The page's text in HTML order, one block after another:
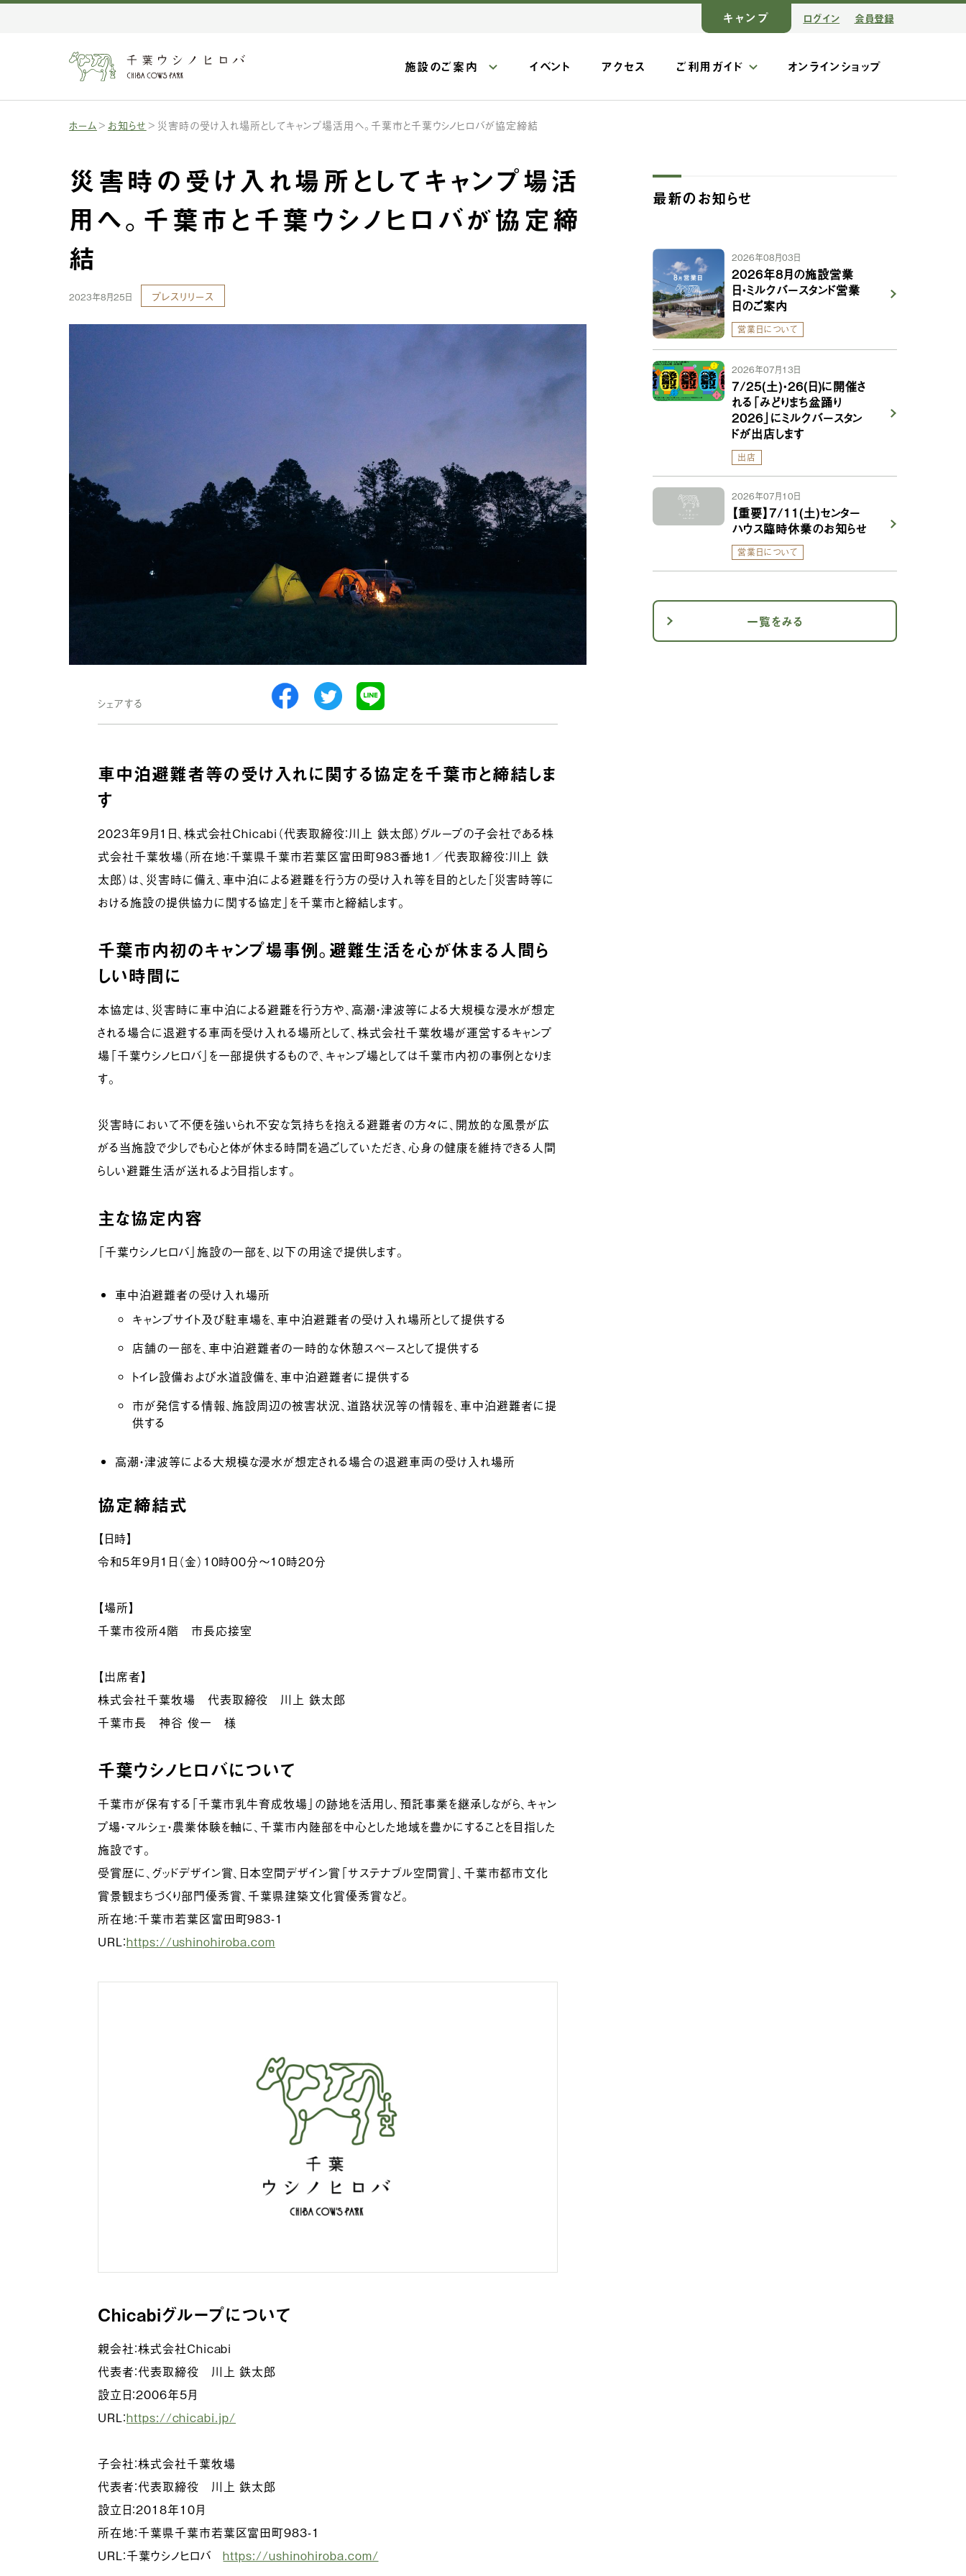
キャンプ ログイン 会員登録
施設のご案内 イベント アクセス ご利用ガイド オンラインショップ
ホーム お知らせ 災害時の受け入れ場所としてキャンプ場活用へ。千葉市と千葉ウシノヒロバが協定締結
災害時の受け入れ場所としてキャンプ場活
用へ。千葉市と千葉ウシノヒロバが協定締
結
2023年8月25日 プレスリリース
シェアする
車中泊避難者等の受け入れに関する協定を千葉市と締結しま
す
2023年9月1日、株式会社Chicabi（代表取締役：川上 鉄太郎）グループの子会社である株
式会社千葉牧場（所在地：千葉県千葉市若葉区富田町983番地1／代表取締役：川上 鉄
太郎）は、災害時に備え、車中泊による避難を行う方の受け入れ等を目的とした「災害時等に
おける施設の提供協力に関する協定」を千葉市と締結します。
千葉市内初のキャンプ場事例。避難生活を心が休まる人間ら
しい時間に
本協定は、災害時に車中泊による避難を行う方や、高潮・津波等による大規模な浸水が想定
される場合に退避する車両を受け入れる場所として、株式会社千葉牧場が運営するキャンプ
場「千葉ウシノヒロバ」を一部提供するもので、キャンプ場としては千葉市内初の事例となりま
す。
災害時において不便を強いられ不安な気持ちを抱える避難者の方々に、開放的な風景が広
がる当施設で少しでも心と体が休まる時間を過ごしていただき、心身の健康を維持できる人間
らしい避難生活が送れるよう目指します。
主な協定内容
「千葉ウシノヒロバ」施設の一部を、以下の用途で提供します。
車中泊避難者の受け入れ場所
キャンプサイト及び駐車場を、車中泊避難者の受け入れ場所として提供する
店舗の一部を、車中泊避難者の一時的な休憩スペースとして提供する
トイレ設備および水道設備を、車中泊避難者に提供する
市が発信する情報、施設周辺の被害状況、道路状況等の情報を、車中泊避難者に提
供する
高潮・津波等による大規模な浸水が想定される場合の退避車両の受け入れ場所
協定締結式
【日時】
令和５年９月１日（金）１０時００分～１０時２０分
【場所】
千葉市役所４階 市長応接室
【出席者】
株式会社千葉牧場 代表取締役 川上 鉄太郎
千葉市長 神谷 俊一 様
千葉ウシノヒロバについて
千葉市が保有する「千葉市乳牛育成牧場」の跡地を活用し、預託事業を継承しながら、キャン
プ場・マルシェ・農業体験を軸に、千葉市内陸部を中心とした地域を豊かにすることを目指した
施設です。
受賞歴に、グッドデザイン賞、日本空間デザイン賞「サステナブル空間賞」、千葉市都市文化
賞景観まちづくり部門優秀賞、千葉県建築文化賞優秀賞など。
所在地：千葉市若葉区富田町983-1
URL：https://ushinohiroba.com
Chicabiグループについて
親会社：株式会社Chicabi
代表者：代表取締役 川上 鉄太郎
設立日：2006年5月
URL：https://chicabi.jp/
子会社：株式会社千葉牧場
代表者：代表取締役 川上 鉄太郎
設立日：2018年10月
所在地：千葉県千葉市若葉区富田町983-1
URL：千葉ウシノヒロバhttps://ushinohiroba.com/
最新のお知らせ
2026年08月03日
2026年8月の施設営業
日・ミルクバースタンド営業
日のご案内
営業日について
2026年07月13日
7/25(土)・26(日)に開催さ
れる「みどりまち盆踊り
2026」にミルクバースタン
ドが出店します
出店
2026年07月10日
【重要】7/11(土)センター
ハウス臨時休業のお知らせ
営業日について
一覧をみる